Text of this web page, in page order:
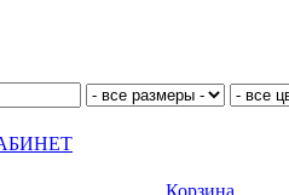
Корзина